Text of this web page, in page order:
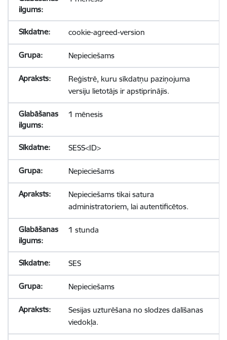
cookie-agreed-version
Nepieciešams
Reģistrē, kuru sīkdatņu paziņojuma
versiju lietotājs ir apstiprinājis.
1 mēnesis
SESS<ID>
Nepieciešams
Nepieciešams tikai satura
administratoriem, lai autentificētos.
1 stunda
SES
Nepieciešams
Sesijas uzturēšana no slodzes dalīšanas
viedokļa.